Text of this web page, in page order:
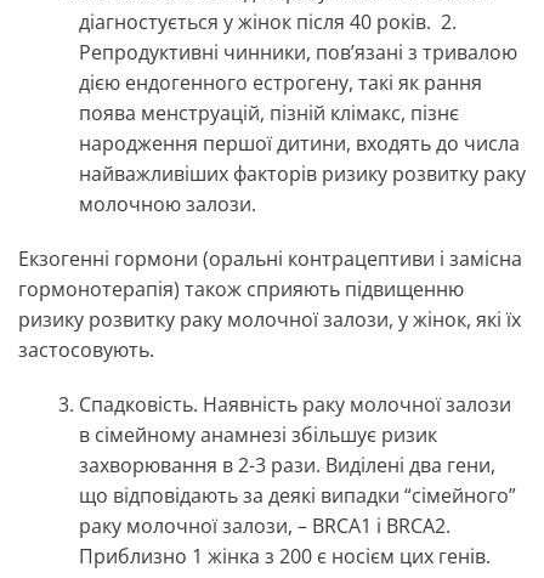
діагностується у жінок після 40 років. 2.
Репродуктивні чинники, пов’язані з тривалою
дією ендогенного естрогену, такі як рання
поява менструацій, пізній клімакс, пізнє
народження першої дитини, входять до числа
найважливіших факторів ризику розвитку раку
молочною залози.
Екзогенні гормони (оральні контрацептиви і замісна
гормонотерапія) також сприяють підвищенню
ризику розвитку раку молочної залози, у жінок, які їх
застосовують.
Спадковість. Наявність раку молочної залози
в сімейному анамнезі збільшує ризик
захворювання в 2-3 рази. Виділені два гени,
що відповідають за деякі випадки “сімейного”
раку молочної залози, – BRCA1 і BRCA2.
Приблизно 1 жінка з 200 є носієм цих генів.